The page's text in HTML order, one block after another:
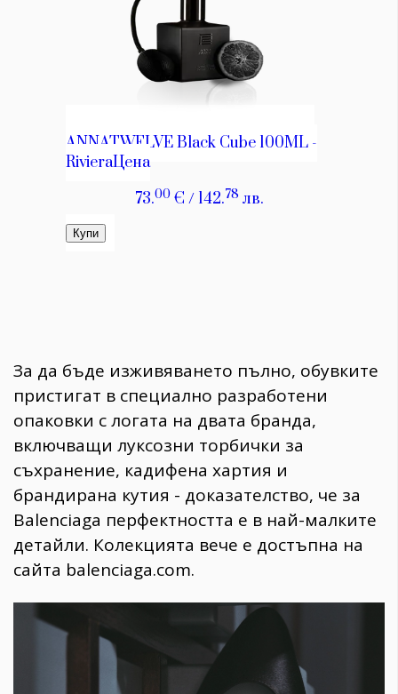
​За да бъде изживяването пълно, обувките
пристигат в специално разработени
опаковки с логата на двата бранда,
включващи луксозни торбички за
съхранение, кадифена хартия и
брандирана кутия - доказателство, че за
Balenciaga перфектността е в най-малките
детайли. Колекцията вече е достъпна на
сайта balenciaga.com.